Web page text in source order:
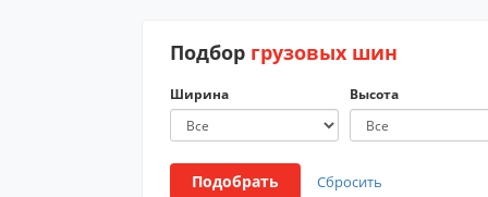
Подбор грузовых шин
Ширина Высота
Подобрать Сбросить